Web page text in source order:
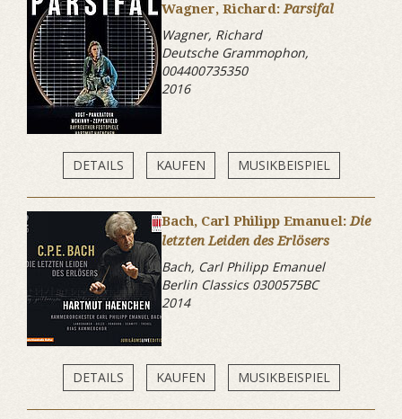
Wagner, Richard:Parsifal
Wagner, Richard
Deutsche Grammophon,
004400735350
2016
DETAILS KAUFEN MUSIKBEISPIEL
Bach, Carl Philipp Emanuel:Die
letzten Leiden des Erlösers
Bach, Carl Philipp Emanuel
Berlin Classics 0300575BC
2014
DETAILS KAUFEN MUSIKBEISPIEL